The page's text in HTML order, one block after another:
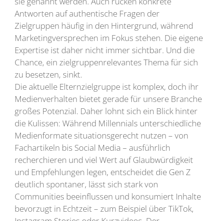
Antworten auf authentische Fragen der
Zielgruppen häufig in den Hintergrund, während
Marketingversprechen im Fokus stehen. Die eigene
Expertise ist daher nicht immer sichtbar. Und die
Chance, ein zielgruppenrelevantes Thema für sich
zu besetzen, sinkt.
Die aktuelle Elternzielgruppe ist komplex, doch ihr
Medienverhalten bietet gerade für unsere Branche
großes Potenzial. Daher lohnt sich ein Blick hinter
die Kulissen: Während Millennials unterschiedliche
Medienformate situationsgerecht nutzen – von
Fachartikeln bis Social Media – ausführlich
recherchieren und viel Wert auf Glaubwürdigkeit
und Empfehlungen legen, entscheidet die Gen Z
deutlich spontaner, lässt sich stark von
Communities beeinflussen und konsumiert Inhalte
bevorzugt in Echtzeit – zum Beispiel über TikTok,